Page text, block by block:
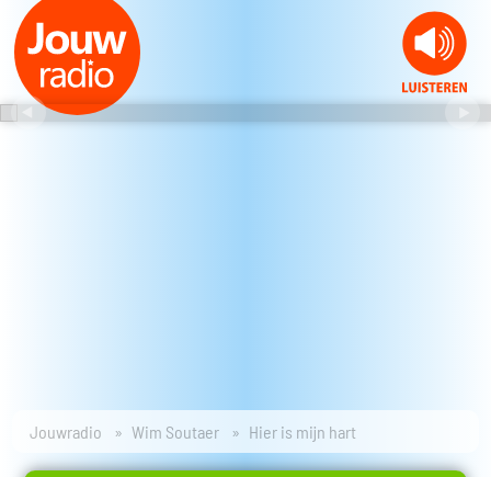
Jouwradio Wim Soutaer Hier is mijn hart